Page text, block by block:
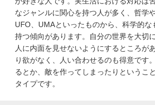
なジャンルに関心を持つ人が多く、哲学
UFO、UMAといったものから、科学的な
持つ傾向があります。自分の世界を大切
人に内面を見せないようにするところが
り欲がなく、人い合わせるのも得意です
るとか、敵を作ってしまったりというこ
タイプです。